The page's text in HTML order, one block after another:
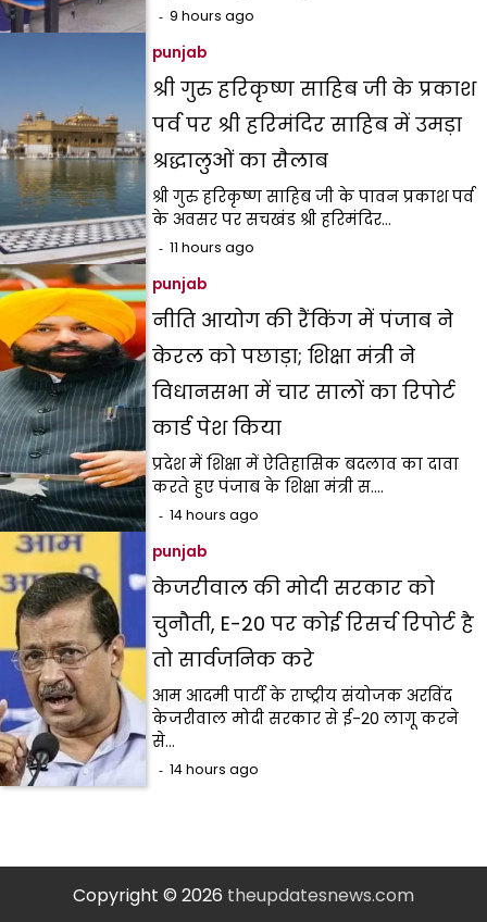
9 hours ago
punjab
श्री गुरु हरिकृष्ण साहिब जी के प्रकाश
पर्व पर श्री हरिमंदिर साहिब में उमड़ा
श्रद्धालुओं का सैलाब
श्री गुरु हरिकृष्ण साहिब जी के पावन प्रकाश पर्व
के अवसर पर सचखंड श्री हरिमंदिर…
11 hours ago
punjab
नीति आयोग की रैंकिंग में पंजाब ने
केरल को पछाड़ा; शिक्षा मंत्री ने
विधानसभा में चार सालों का रिपोर्ट
कार्ड पेश किया
प्रदेश में शिक्षा में ऐतिहासिक बदलाव का दावा
करते हुए पंजाब के शिक्षा मंत्री स.…
14 hours ago
punjab
केजरीवाल की मोदी सरकार को
चुनौती, E-20 पर कोई रिसर्च रिपोर्ट है
तो सार्वजनिक करे
आम आदमी पार्टी के राष्ट्रीय संयोजक अरविंद
केजरीवाल मोदी सरकार से ई-20 लागू करने
से…
14 hours ago
Copyright © 2026 theupdatesnews.com